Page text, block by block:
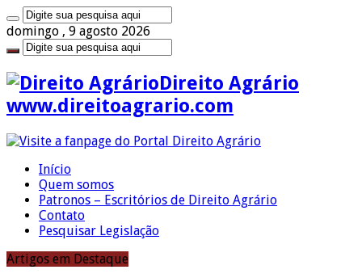
domingo , 9 agosto 2026
Direito Agrário
www.direitoagrario.com
Início
Quem somos
Patronos – Escritórios de Direito Agrário
Contato
Pesquisar Legislação
Artigos em Destaque